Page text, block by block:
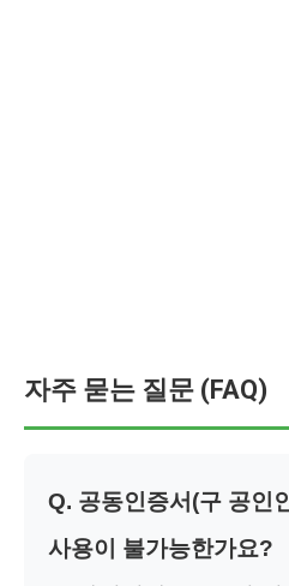
자주 묻는 질문 (FAQ)
Q. 공동인증서(구 공인
사용이 불가능한가요?